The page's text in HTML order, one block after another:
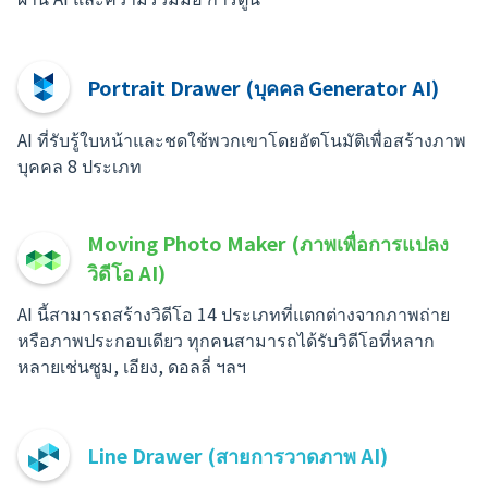
Portrait Drawer (บุคคล Generator AI)
AI ที่รับรู้ใบหน้าและชดใช้พวกเขาโดยอัตโนมัติเพื่อสร้างภาพ
บุคคล 8 ประเภท
Moving Photo Maker (ภาพเพื่อการแปลง
วิดีโอ AI)
AI นี้สามารถสร้างวิดีโอ 14 ประเภทที่แตกต่างจากภาพถ่าย
หรือภาพประกอบเดียว ทุกคนสามารถได้รับวิดีโอที่หลาก
หลายเช่นซูม, เอียง, ดอลลี่ ฯลฯ
Line Drawer (สายการวาดภาพ AI)